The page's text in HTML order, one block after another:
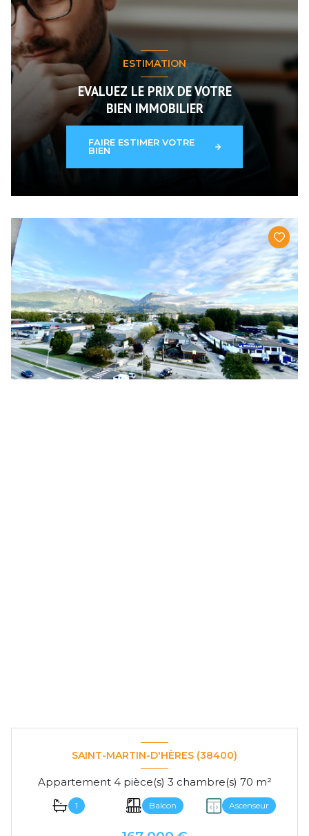
ESTIMATION
EVALUEZ LE PRIX DE VOTRE
BIEN IMMOBILIER
FAIRE ESTIMER VOTRE
BIEN
SAINT-MARTIN-D'HÈRES (38400)
Appartement 4 pièce(s) 3 chambre(s) 70 m²
1 Balcon Ascenseur